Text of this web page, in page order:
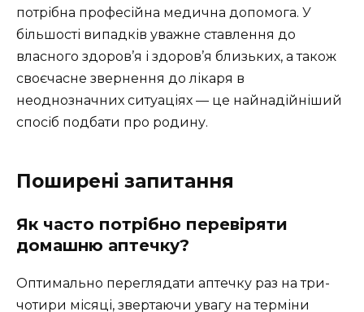
потрібна професійна медична допомога. У
більшості випадків уважне ставлення до
власного здоров’я і здоров’я близьких, а також
своєчасне звернення до лікаря в
неоднозначних ситуаціях — це найнадійніший
спосіб подбати про родину.
Поширені запитання
Як часто потрібно перевіряти
домашню аптечку?
Оптимально переглядати аптечку раз на три-
чотири місяці, звертаючи увагу на терміни